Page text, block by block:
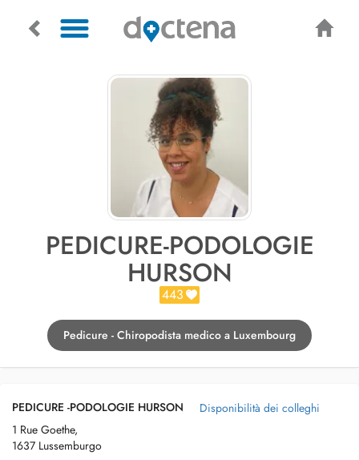
PEDICURE-PODOLOGIE
HURSON
443
Pedicure - Chiropodista medico a Luxembourg
PEDICURE -PODOLOGIE HURSON
1 Rue Goethe,
1637 Lussemburgo
Disponibilità dei colleghi